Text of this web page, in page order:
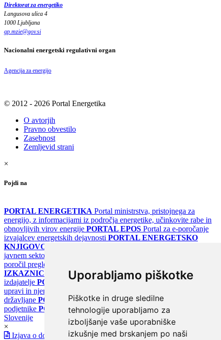
Uporabljamo piškotke
Piškotke in druge sledilne
tehnologije uporabljamo za
izboljšanje vaše uporabniške
izkušnje med brskanjem po naši
Direktorat za energetiko
Langusova ulica 4
1000 Ljubljana
gp.mzie@gov.si
Nacionalni energetski regulativni organ
Agencija za energijo
© 2012 - 2026 Portal Energetika
O avtorjih
Pravno obvestilo
Zasebnost
Zemljevid strani
×
Pojdi na
PORTAL ENERGETIKA Portal ministrstva, pristojnega za
energijo, z informacijami iz področja energetike, učinkovite rabe in
obnovljivih virov energije PORTAL EPOS Portal za e-poročanje
izvajalcev energetskih dejavnosti PORTAL ENERGETSKO
KNJIGOVODSTVO
javnem sektorju
poročil pregledov klimatskih sistemov
IZKAZNICE
Register energetskih izkaznic - za izdelovalce in
izdajatelje PORTAL GOV.SI Osrednje spletno mesto o državni
upravi in njenih storitvah
državljane PORTAL SPOT Državni portal za podjetja in
podjetnike PORTAL OPSI Državni portal odprtih podatkov
Slovenije
×
Izjava o dostopnosti